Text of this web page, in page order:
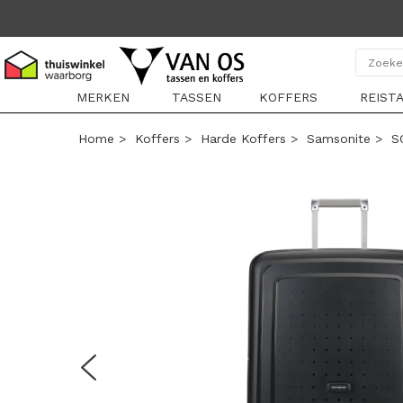
MERKEN TASSEN KOFFERS
Home > Koffers > Harde Koffers > Samsonite >